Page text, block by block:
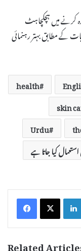
کرنے میں ہچکچاہٹ
کے مطابق بہتر رہنمائی
health
skin
Urdu
کیا جاتا ہے